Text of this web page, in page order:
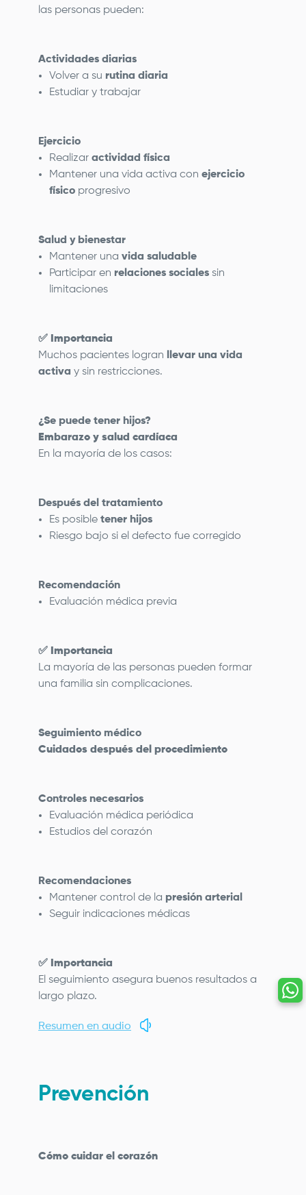
las personas pueden:
Actividades diarias
Volver a su rutina diaria
Estudiar y trabajar
Ejercicio
Realizar actividad física
Mantener una vida activa con ejercicio
físico progresivo
Salud y bienestar
Mantener una vida saludable
Participar en relaciones sociales sin
limitaciones
✅ Importancia
Muchos pacientes logran
llevar una vida
activa y sin restricciones.
¿Se puede tener hijos?
Embarazo y salud cardíaca
En la mayoría de los casos:
Después del tratamiento
Es posible tener hijos
Riesgo bajo si el defecto fue corregido
Recomendación
Evaluación médica previa
✅ Importancia
La mayoría de las personas pueden formar
una familia sin complicaciones.
Seguimiento médico
Cuidados después del procedimiento
Controles necesarios
Evaluación médica periódica
Estudios del corazón
Recomendaciones
Mantener control de la presión arterial
Seguir indicaciones médicas
✅ Importancia
El seguimiento asegura buenos resultados a
largo plazo.
Resumen en audio
Prevención
Cómo cuidar el corazón